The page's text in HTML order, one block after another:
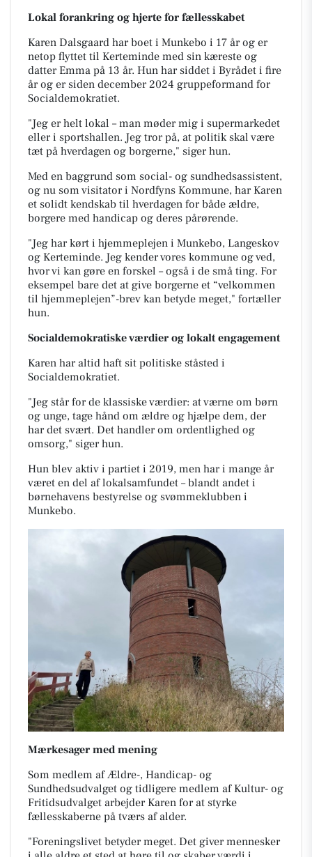
Lokal forankring og hjerte for fællesskabet
Karen Dalsgaard har boet i Munkebo i 17 år og er
netop flyttet til Kerteminde med sin kæreste og
datter Emma på 13 år. Hun har siddet i Byrådet i fire
år og er siden december 2024 gruppeformand for
Socialdemokratiet.
"Jeg er helt lokal – man møder mig i supermarkedet
eller i sportshallen. Jeg tror på, at politik skal være
tæt på hverdagen og borgerne," siger hun.
Med en baggrund som social- og sundhedsassistent,
og nu som visitator i Nordfyns Kommune, har Karen
et solidt kendskab til hverdagen for både ældre,
borgere med handicap og deres pårørende.
"Jeg har kørt i hjemmeplejen i Munkebo, Langeskov
og Kerteminde. Jeg kender vores kommune og ved,
hvor vi kan gøre en forskel – også i de små ting. For
eksempel bare det at give borgerne et “velkommen
til hjemmeplejen”-brev kan betyde meget," fortæller
hun.
Socialdemokratiske værdier og lokalt engagement
Karen har altid haft sit politiske ståsted i
Socialdemokratiet.
"Jeg står for de klassiske værdier: at værne om børn
og unge, tage hånd om ældre og hjælpe dem, der
har det svært. Det handler om ordentlighed og
omsorg," siger hun.
Hun blev aktiv i partiet i 2019, men har i mange år
været en del af lokalsamfundet – blandt andet i
børnehavens bestyrelse og svømmeklubben i
Munkebo.
Mærkesager med mening
Som medlem af Ældre-, Handicap- og
Sundhedsudvalget og tidligere medlem af Kultur- og
Fritidsudvalget arbejder Karen for at styrke
fællesskaberne på tværs af alder.
"Foreningslivet betyder meget. Det giver mennesker